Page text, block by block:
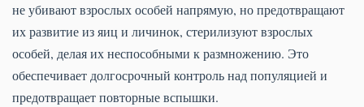
не убивают взрослых особей напрямую, но предотвращают
их развитие из яиц и личинок, стерилизуют взрослых
особей, делая их неспособными к размножению. Это
обеспечивает долгосрочный контроль над популяцией и
предотвращает повторные вспышки.